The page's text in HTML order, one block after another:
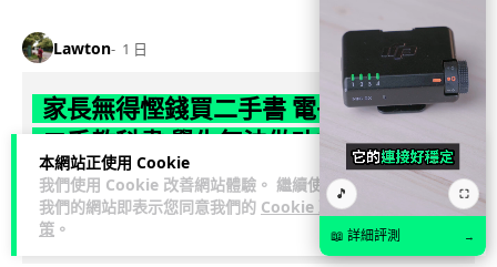
本網站正使用 Cookie
我們使用 Cookie 改善網站體驗。 繼續使用
我們的網站即表示您同意我們的 Cookie 政
策 。
Lawton 1 日
家長無得慳錢買二手書 電子啟動碼鎖死
二手教科書 學生無法做功課
社福界立法會議員陳文宜指，一間中學書單價錢按年加 14.7%
遠超通漲，令家長難以負擔。而且電子教材啟動碼這項設計，
令學生無法完成功課，二手...
🎵 ⛶
📖 詳細評測 →